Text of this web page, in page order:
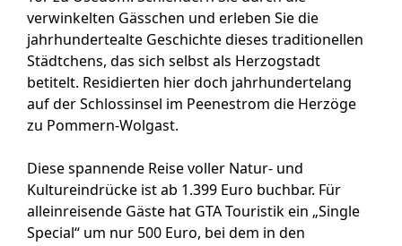
verwinkelten Gässchen und erleben Sie die
jahrhundertealte Geschichte dieses traditionellen
Städtchens, das sich selbst als Herzogstadt
betitelt. Residierten hier doch jahrhundertelang
auf der Schlossinsel im Peenestrom die Herzöge
zu Pommern-Wolgast.
Diese spannende Reise voller Natur- und
Kultureindrücke istab 1.399 Euro buchbar. Für
alleinreisende Gäste hat GTA Touristik ein „Single
Special“ um nur 500 Euro, bei dem in den